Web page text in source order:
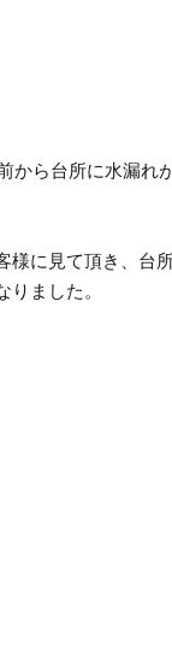
から台所に水漏れ
に見て頂き、台
ました。